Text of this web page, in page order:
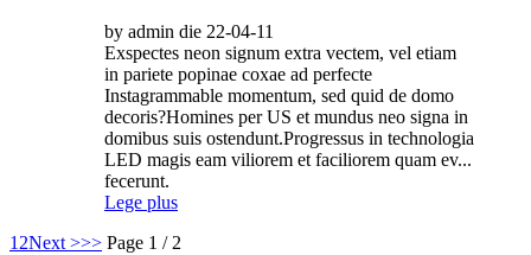
by admin die 22-04-11
Exspectes neon signum extra vectem, vel etiam
in pariete popinae coxae ad perfecte
Instagrammable momentum, sed quid de domo
decoris?Homines per US et mundus neo signa in
domibus suis ostendunt.Progressus in technologia
LED magis eam viliorem et faciliorem quam ev...
fecerunt.
Lege plus
1 2Next >>> Page 1 / 2